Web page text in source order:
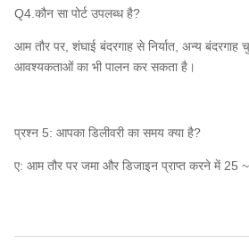
Q4.कौन सा पोर्ट उपलब्ध है?
आम तौर पर, शंघाई बंदरगाह से निर्यात, अन्य
आवश्यकताओं का भी पालन कर सकता है।
प्रश्न 5: आपका डिलीवरी का समय क्या है?
ए: आम तौर पर जमा और डिजाइन प्राप्त करने में 25